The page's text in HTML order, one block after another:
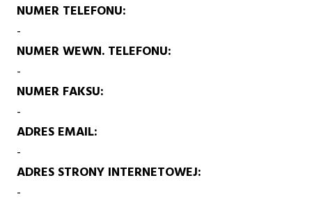
NUMER TELEFONU
-
NUMER WEWN. TELEFONU
-
NUMER FAKSU
-
ADRES EMAIL
-
ADRES STRONY INTERNETOWEJ
-